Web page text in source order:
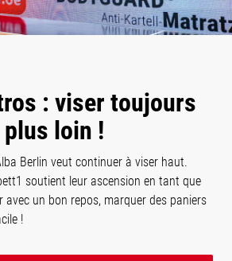
: viser toujours
plus loin !
Berlin veut continuer à viser haut.
soutient leur ascension en tant que
avec un bon repos, marquer des paniers
!